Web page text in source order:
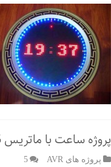
پروژه ساعت با ماتریس 5*7
پروژه های AVR 5